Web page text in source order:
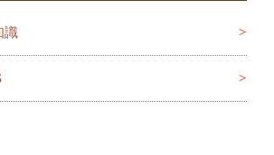
識